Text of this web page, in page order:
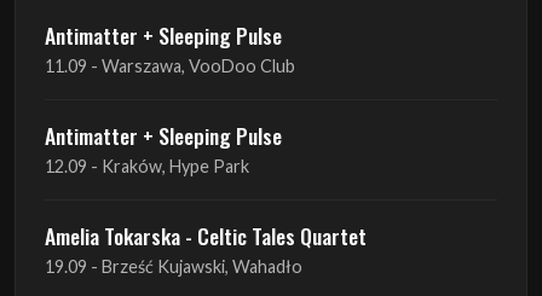
Antimatter + Sleeping Pulse
12.09 - Kraków, Hype Park
Amelia Tokarska - Celtic Tales Quartet
19.09 - Brześć Kujawski, Wahadło
Liquid Shadows
19.09 - Kościan, Kościańskim Ośrodku Kultury